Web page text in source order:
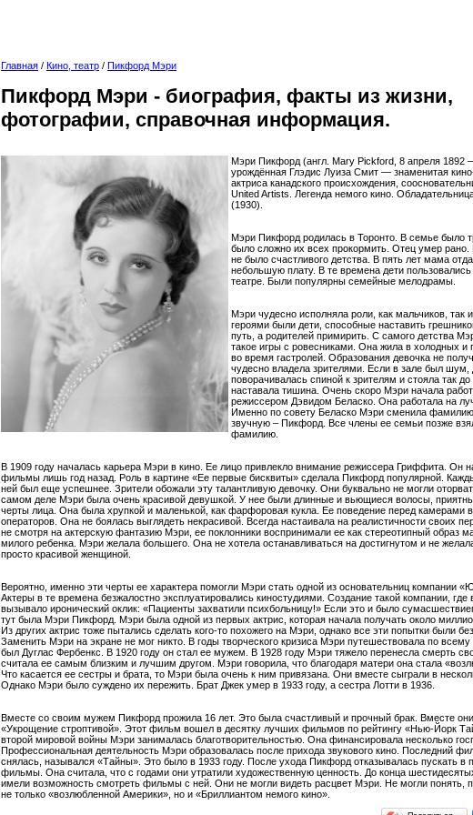
Главная / Кино, театр / Пикфорд Мэри
Пикфорд Мэри - биография, факты из жизни,
фотографии, справочная информация.
Мэри Пикфорд (англ. Mary Pickford, 8 апреля 1892
урождённая Глэдис Луиза Смит — знаменитая
актриса канадского происхождения,
United Artists. Легенда немого кино.
(1930).
Мэри Пикфорд родилась в Торонто. В семье было
было сложно их всех прокормить. Отец умер
не было счастливого детства. В пять лет мама
небольшую плату. В те времена дети
театре. Были популярны семейные мелодрамы.
Мэри чудесно исполняла роли, как мальчиков, так
героями были дети, способные наставить
путь, а родителей примирить. С самого детства
такое игры с ровесниками. Она жила в холодных и
во время гастролей. Образования девочка не
чудесно владела зрителями. Если в зале был шум,
поворачивалась спиной к зрителям и стояла так
наставала тишина. Очень скоро Мэри начала
режиссером Дэвидом Беласко. Она работала на
Именно по совету Беласко Мэри сменила
звучную – Пикфорд. Все члены ее семьи позже
фамилию.
В 1909 году началась карьера Мэри в кино. Ее лицо привлекло внимание режиссера Гриффита. Он
фильмы лишь год назад. Роль в картине «Ее первые бисквиты» сделала Пикфорд популярной.
ней был еще успешнее. Зрители обожали эту талантливую девочку. Они буквально не могли
самом деле Мэри была очень красивой девушкой. У нее были длинные и вьющиеся волосы,
черты лица. Она была хрупкой и маленькой, как фарфоровая кукла. Ее поведение перед камерами
операторов. Она не боялась выглядеть некрасивой. Всегда настаивала на реалистичности своих
не смотря на актерскую фантазию Мэри, ее поклонники воспринимали ее как стереотипный образ
милого ребенка. Мэри желала большего. Она не хотела останавливаться на достигнутом и не
просто красивой женщиной.
Вероятно, именно эти черты ее характера помогли Мэри стать одной из основательниц компании
Актеры в те времена безжалостно эксплуатировались киностудиями. Создание такой компании, где
вызывало иронический оклик: «Пациенты захватили психбольницу!» Если это и было
тут была Мэри Пикфорд. Мэри была одной из первых актрис, которая начала получать около
Из других актрис тоже пытались сделать кого-то похожего на Мэри, однако все эти попытки были
Заменить Мэри на экране не мог никто. В годы творческого кризиса Мэри путешествовала по
был Дуглас Фербенкс. В 1920 году он стал ее мужем. В 1928 году Мэри тяжело перенесла смерть
считала ее самым близким и лучшим другом. Мэри говорила, что благодаря матери она стала
Что касается ее сестры и брата, то Мэри была очень к ним привязана. Они вместе сыграли в
Однако Мэри было суждено их пережить. Брат Джек умер в 1933 году, а сестра Лотти в 1936.
Вместе со своим мужем Пикфорд прожила 16 лет. Это была счастливый и прочный брак. Вместе
«Укрощение строптивой». Этот фильм вошел в десятку лучших фильмов по рейтингу «Нью-Йорк
второй мировой войны Мэри занималась благотворительностью. Она финансировала несколько
Профессиональная деятельность Мэри образовалась после прихода звукового кино. Последний
снялась, назывался «Тайны». Это было в 1933 году. После ухода Пикфорд отказывалась пускать в
фильмы. Она считала, что с годами они утратили художественную ценность. До конца
имели возможность смотреть фильмы с ней. Они не могли видеть расцвет Мэри. Не могли понять,
не только «возлюбленной Америки», но и «Бриллиантом немого кино».